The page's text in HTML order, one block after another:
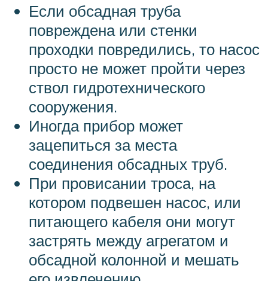
Если обсадная труба
повреждена или стенки
проходки повредились, то насос
просто не может пройти через
ствол гидротехнического
сооружения.
Иногда прибор может
зацепиться за места
соединения обсадных труб.
При провисании троса, на
котором подвешен насос, или
питающего кабеля они могут
застрять между агрегатом и
обсадной колонной и мешать